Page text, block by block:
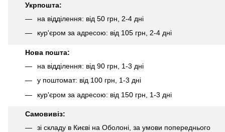
Укрпошта:
на відділення: від 50 грн, 2-4 дні
кур'єром за адресою: від 105 грн, 2-4 дні
Нова пошта:
на відділення: від 90 грн, 1-3 дні
у поштомат: від 100 грн, 1-3 дні
кур'єром за адресою: від 150 грн, 1-3 дні
Самовивіз:
зі складу в Києві на Оболоні, за умови попереднього